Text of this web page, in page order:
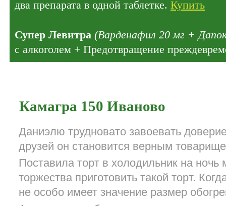
два препарата в одной таблетке. Купить
Супер Левитра (Варденафил 20 мг +
с алкоголем + Предотвращение
Камагра 150 Иваново
Даниэлю трудновато завоевать
друзей он становится верным
Поставила торт в холодильник на
торжества приготовить такой торт.
не особо имеет значение размер